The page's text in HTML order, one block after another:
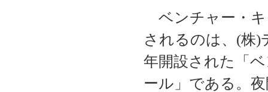
ベンチャー・キ
されるのは、(株)
年開設された「
ール」である。